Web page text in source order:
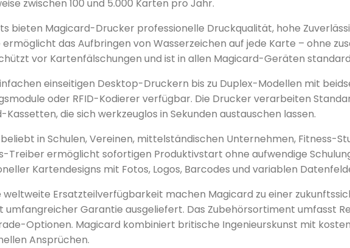
zwischen 100 und 5.000 Karten pro Jahr.
bieten Magicard-Drucker professionelle Druckqualität, hohe
das Aufbringen von Wasserzeichen auf jede Karte – ohne
vor Kartenfälschungen und ist in allen Magicard-Geräten
einseitigen Desktop-Druckern bis zu Duplex-Modellen mit
oder RFID-Kodierer verfügbar. Die Drucker verarbeiten
die sich werkzeuglos in Sekunden austauschen lassen.
in Schulen, Vereinen, mittelständischen Unternehmen, Fitness-
Treiber ermöglicht sofortigen Produktivstart ohne aufwendige
Kartendesigns mit Fotos, Logos, Barcodes und variablen
Ersatzteilverfügbarkeit machen Magicard zu einer
Garantie ausgeliefert. Das Zubehörsortiment umfasst
Optionen. Magicard kombiniert britische Ingenieurskunst mit
Ansprüchen.